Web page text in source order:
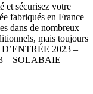
et sécurisez votre
fabriqués en France
dans de nombreux
mais toujours
2023 –
– SOLABAIE